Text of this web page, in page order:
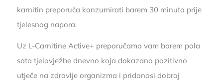
karnitin preporuča konzumirati barem 30 minuta prije
tjelesnog napora.
Uz L-Carnitine Active+ preporučamo vam barem pola
sata tjelovježbe dnevno koja dokazano pozitivno
utječe na zdravlje organizma i pridonosi dobroj